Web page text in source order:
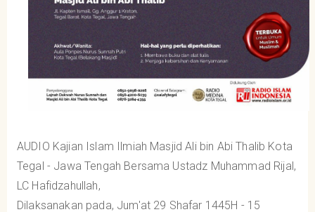
AUDIO Kajian Islam Ilmiah Masjid Ali bin Abi Thalib Kota
Tegal - Jawa Tengah Bersama Ustadz Muhammad Rijal,
LC Hafidzahullah,
Dilaksanakan pada, Jum'at 29 Shafar 1445H - 15